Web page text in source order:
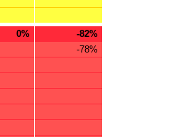
0%
-82%
-78%